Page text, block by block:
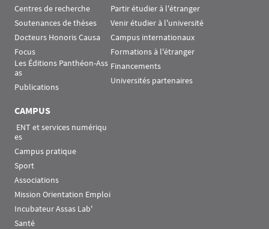
Centres de recherche
Soutenances de thèses
Docteurs Honoris Causa
Focus
Les Éditions Panthéon-Ass
as
Publications
Partir étudier à l'étranger
Venir étudier à l'université
Campus internationaux
Formations à l'étranger
Financements
Universités partenaires
CAMPUS
es
Campus pratique
Sport
Associations
Mission Orientation Emploi
Incubateur Assas Lab'
Santé